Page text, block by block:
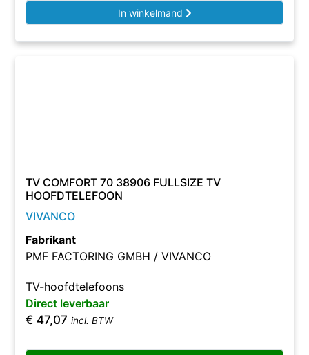
In winkelmand
TV COMFORT 70 38906 FULLSIZE TV
HOOFDTELEFOON
VIVANCO
Fabrikant
PMF FACTORING GMBH / VIVANCO
TV-hoofdtelefoons
Direct leverbaar
€ 47,07 incl. BTW